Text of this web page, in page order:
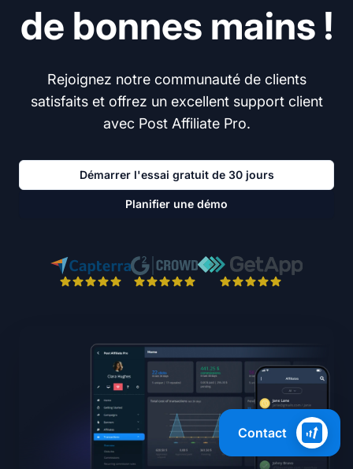
de bonnes mains !
Rejoignez notre communauté de clients
satisfaits et offrez un excellent support client
avec Post Affiliate Pro.
Démarrer l'essai gratuit de 30 jours
Planifier une démo
Contact